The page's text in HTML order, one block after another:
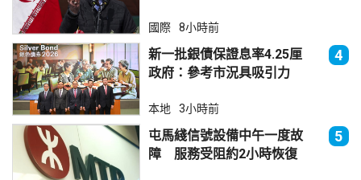
國際 8小時前
新一批銀債保證息率4.25厘
政府：參考市況具吸引力
4
本地 3小時前
屯馬綫信號設備中午一度故
障 服務受阻約2小時恢復
5